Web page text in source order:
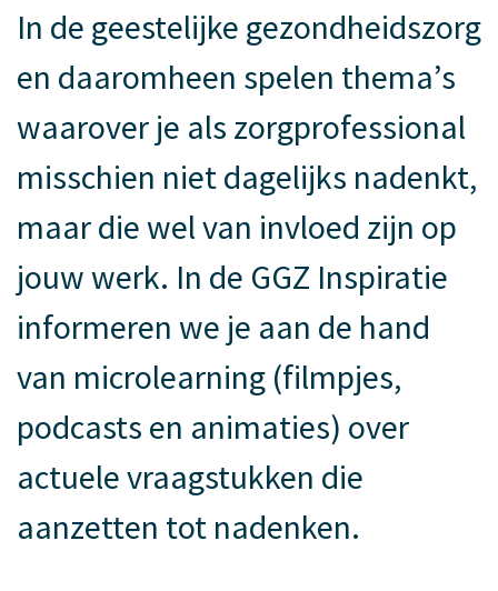
In de geestelijke gezondheidszorg
en daaromheen spelen thema’s
waarover je als zorgprofessional
misschien niet dagelijks nadenkt,
maar die wel van invloed zijn op
jouw werk. In de GGZ Inspiratie
informeren we je aan de hand
van microlearning (filmpjes,
podcasts en animaties) over
actuele vraagstukken die
aanzetten tot nadenken.